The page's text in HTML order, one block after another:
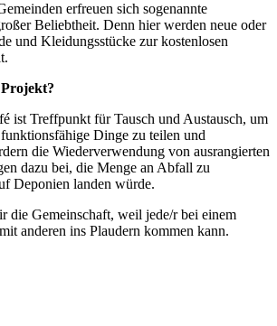
erfreuen sich sogenannte
Beliebtheit. Denn hier werden neue oder
und Kleidungsstücke zur kostenlosen
ist Treffpunkt für Tausch und Austausch, um
Dinge zu teilen und
die Wiederverwendung von ausrangierten
dazu bei, die Menge an Abfall zu
Deponien landen würde.
die Gemeinschaft, weil jede/r bei einem
anderen ins Plaudern kommen kann.